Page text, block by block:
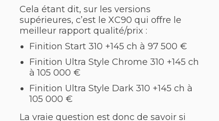
Cela étant dit, sur les versions
supérieures, c’est le XC90 qui offre le
meilleur rapport qualité/prix :
Finition Start 310 +145 ch à 97 500 €
Finition Ultra Style Chrome 310 +145 ch
à 105 000 €
Finition Ultra Style Dark 310 +145 ch à
105 000 €
La vraie question est donc de savoir si